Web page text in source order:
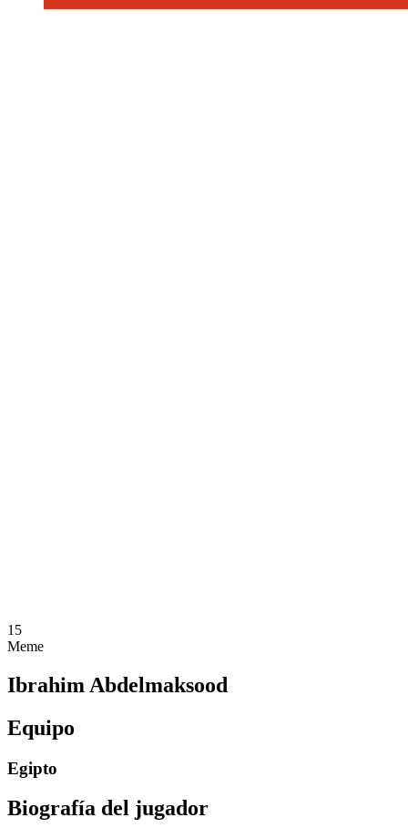
15
Meme
Ibrahim Abdelmaksood
Equipo
Egipto
Biografía del jugador